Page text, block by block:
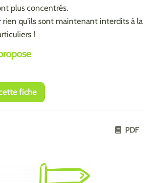
plus concentrés.
rien qu'ils sont maintenant interdits à la
!
fiche
PDF